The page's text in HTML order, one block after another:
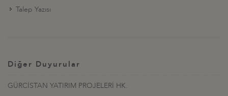
Talep Yazısı
Diğer Duyurular
GÜRCİSTAN YATIRIM PROJELERİ HK.